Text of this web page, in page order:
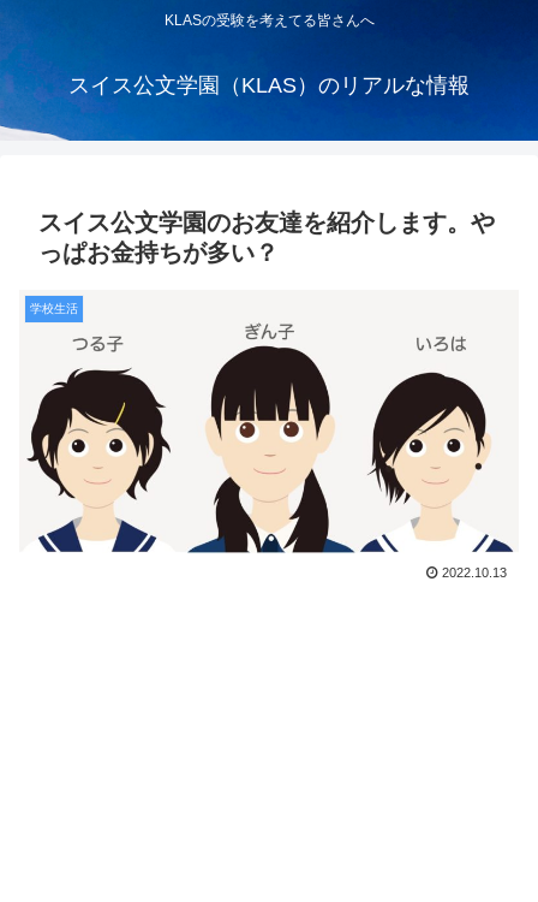
KLASの受験を考えてる皆さんへ
スイス公文学園（KLAS）のリアルな情報
スイス公文学園のお友達を紹介します。や
っぱお金持ちが多い？
学校生活
2022.10.13